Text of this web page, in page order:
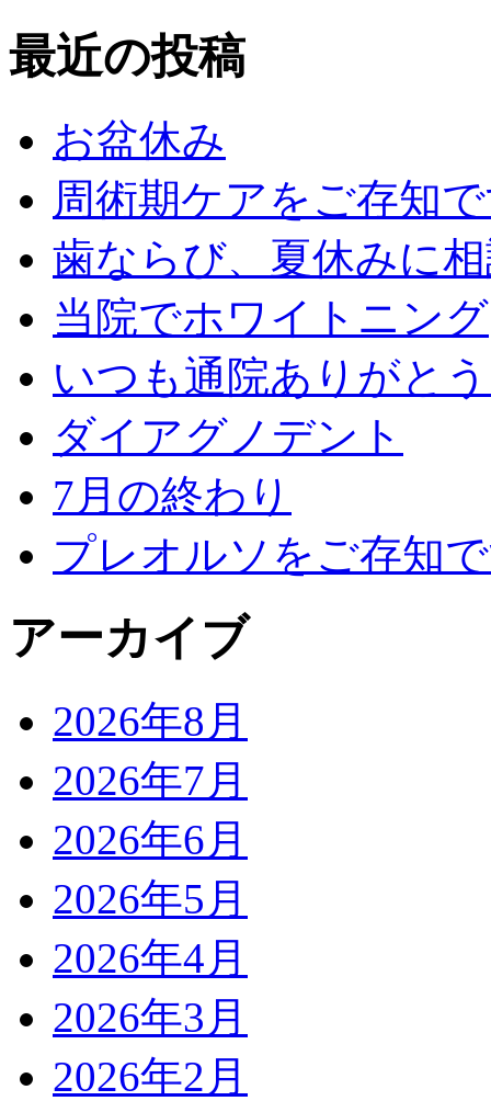
最近の投稿
お盆休み
周術期ケアをご存知
歯ならび、夏休みに
当院でホワイトニング
いつも通院ありがと
ダイアグノデント
7月の終わり
プレオルソをご存知
アーカイブ
2026年8月
2026年7月
2026年6月
2026年5月
2026年4月
2026年3月
2026年2月